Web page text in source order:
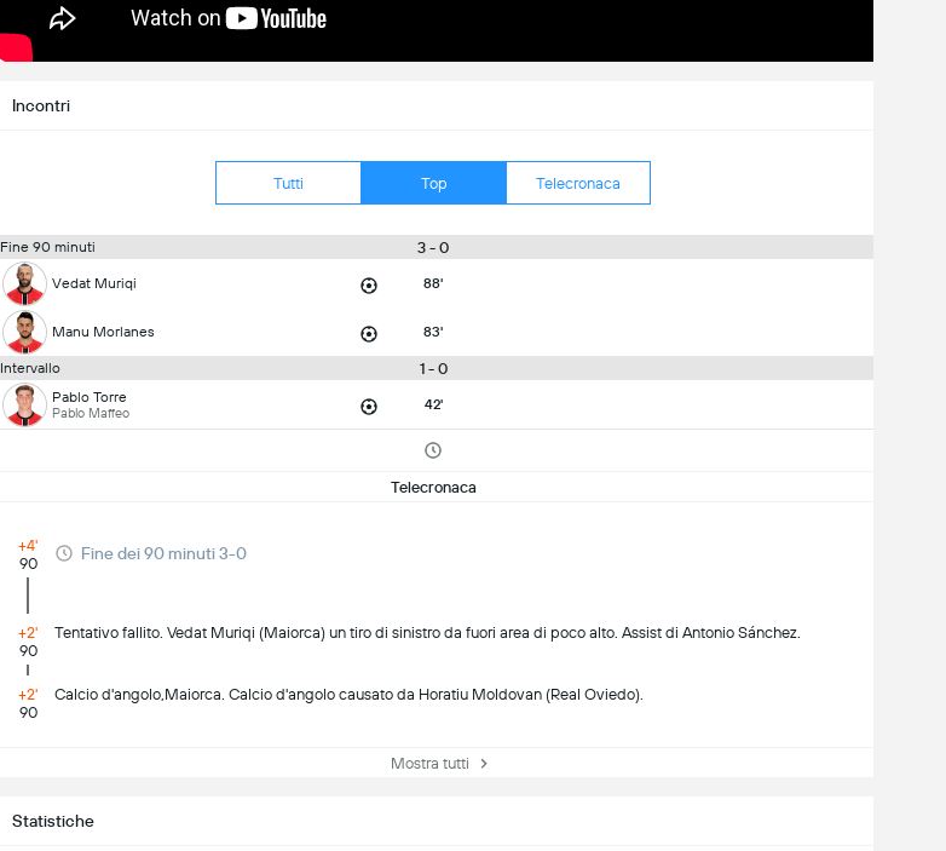
Incontri
Tutti Top Telecronaca
Fine 90 minuti 3 - 0
Vedat Muriqi 88'
Manu Morlanes 83'
Intervallo 1 - 0
Pablo Torre
Pablo Maffeo 42'
Telecronaca
+4'
90
Fine dei 90 minuti 3-0
+2'
90
Tentativo fallito. Vedat Muriqi (Maiorca) un tiro di sinistro da fuori area di poco alto. Assist di Antonio Sánchez.
+2'
90
Calcio d'angolo,Maiorca. Calcio d'angolo causato da Horatiu Moldovan (Real Oviedo).
Mostra tutti
Statistiche